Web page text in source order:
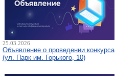
25.03.2026
Объявление о проведении конкурса
(ул. Парк им. Горького, 10)